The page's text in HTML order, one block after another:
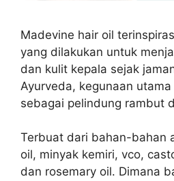
Madevine hair oil
yang dilakukan untuk
dan kulit kepala sejak
Ayurveda, kegunaan
sebagai pelindung rambut
Terbuat dari bahan-bahan
oil, minyak kemiri, vco,
dan rosemary oil. Dimana